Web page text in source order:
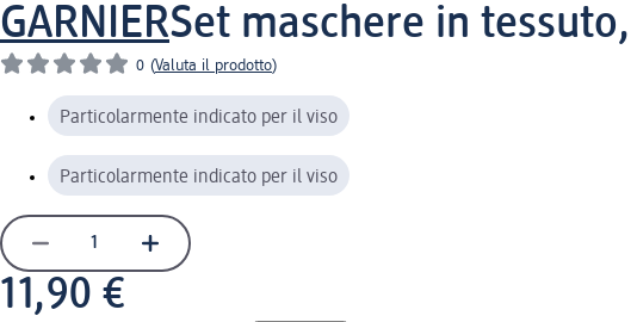
GARNIERSet maschere in
0 (Valuta il prodotto)
Particolarmente indicato per il viso
Particolarmente indicato per il viso
11,90 €